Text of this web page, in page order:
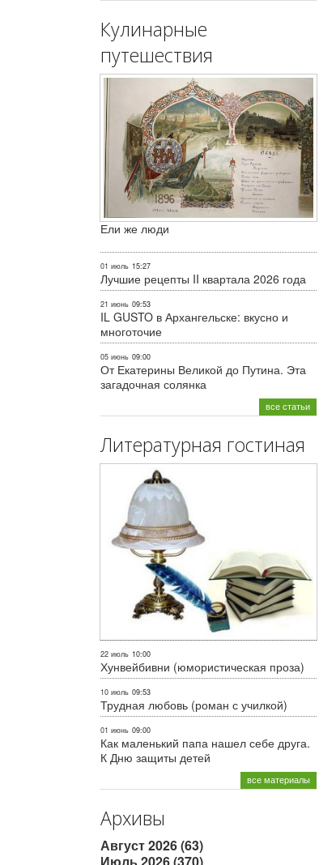
Кулинарные
путешествия
Ели же люди
01 июль 15:27
Лучшие рецепты II квартала 2026 года
21 июнь 09:53
IL GUSTO в Архангельске: вкусно и
многоточие
05 июнь 09:00
От Екатерины Великой до Путина. Эта
загадочная солянка
все статьи
Литературная гостиная
22 июль 10:00
Хунвейбивни (юмористическая проза)
10 июль 09:53
Трудная любовь (роман с училкой)
01 июнь 09:00
Как маленький папа нашел себе друга.
К Дню защиты детей
все материалы
Архивы
Август 2026 (63)
Июль 2026 (370)